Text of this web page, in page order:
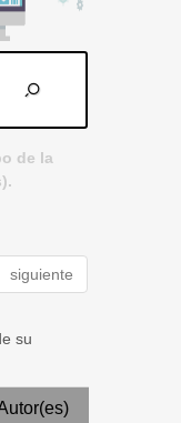
de la
siguiente
su